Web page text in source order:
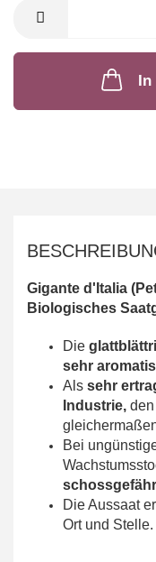
Gigante d'Italia
Biologisches
Die
sehr
Als sehr
Industrie, den
Bei
DieAussaat
Ort und Stelle.